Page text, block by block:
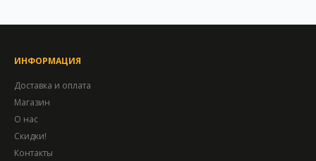
ИНФОРМАЦИЯ
Доставка и оплата
Магазин
О нас
Скидки!
Контакты